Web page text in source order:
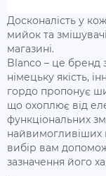
Досконалість у
мийок та
магазині.
Blanco – це бренд
німецьку якість,
гордо пропонує
що охоплює від
функціональних
найвимогливіших
вибір вам
зазначення його